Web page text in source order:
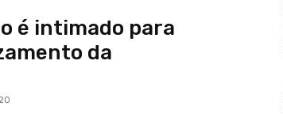
é intimado para
da